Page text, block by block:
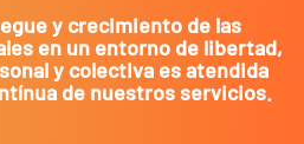
y crecimiento de las
en un entorno de libertad,
y colectiva es atendida
de nuestros servicios.